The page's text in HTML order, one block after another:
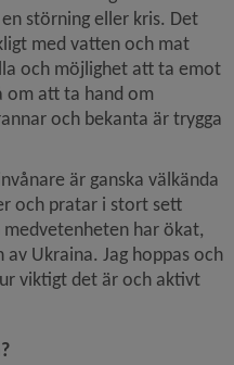
störning eller kris. Det
med vatten och mat
och möjlighet att ta emot
om att ta hand om
och bekanta är trygga
är ganska välkända
och pratar i stort sett
har ökat,
Ukraina. Jag hoppas och
viktigt det är och aktivt